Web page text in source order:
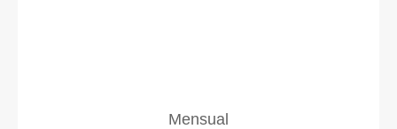
Mensual